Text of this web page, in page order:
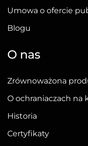
Umowa o ofercie
Blogu
O nas
Zrównoważona
O ochraniaczach na
Historia
Certyfikaty